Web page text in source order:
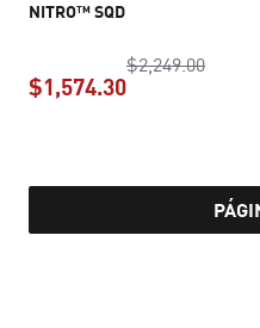
NITRO™ SQD
$2,249.00precio
$1,574.30
precio actual